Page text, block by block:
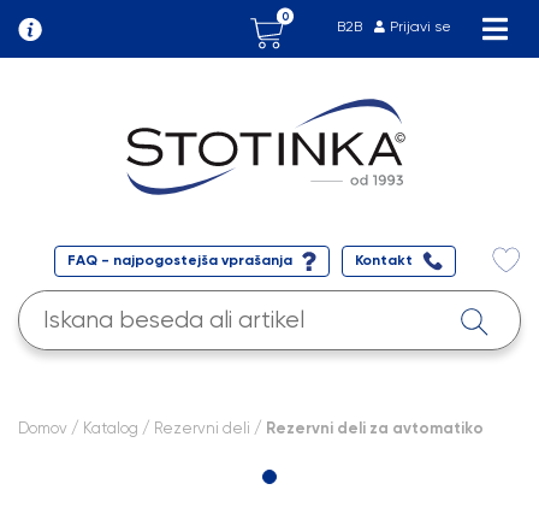
B2B Prijavi se
0
FAQ - najpogostejša vprašanja Kontakt
Domov / Katalog / Rezervni deli / Rezervni deli za avtomatiko